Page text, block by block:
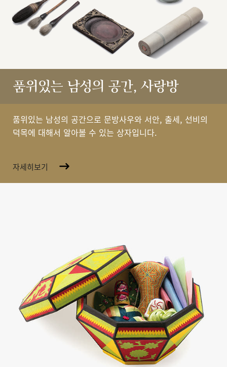
품위있는 남성의 공간, 사랑방
품위있는 남성의 공간으로 문방사우와 서안, 출세, 선비의
덕목에 대해서 알아볼 수 있는 상자입니다.
자세히보기